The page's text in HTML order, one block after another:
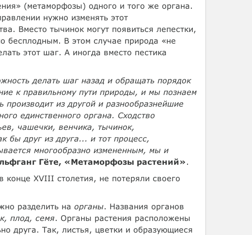
(метаморфозы) одного и того же органа.
нужно изменять этот
Вместо тычинок могут появиться лепестки,
бесплодным. В этом случае природа «не
этот шаг. А иногда вместо пестика
делать шаг назад и обращать порядок
к правильному пути природы, и мы познаем
из другой и разнообразнейшие
единственного органа. Сходство
чашечки, венчика, тычинок,
бы друг из друга... и тот процесс,
многообразно измененным, мы и
Гёте, «Метаморфозы растений» .
XVIII столетия, не потеряли своего
разделить на органы. Названия органов
плод, семя. Органы растения расположены
друга. Так, листья, цветки и образующиеся